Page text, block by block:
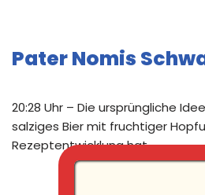
Pater Nomis
20:28 Uhr – Die ursprüngliche
salziges Bier mit fruchtiger
Rezeptentwicklung hat …